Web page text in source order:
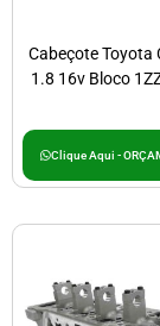
Cabeçote Toyota
1.8 16v Bloco
Clique Aqui -